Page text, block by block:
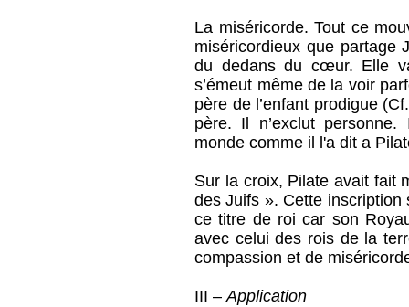
La miséricorde. Tout ce
miséricordieux que partage
du dedans du cœur. Elle
s’émeut même de la voir
père de l’enfant prodigue
père. Il n’exclut
monde comme il l'a dit a
Sur la croix, Pilate avait fait
des Juifs ». Cette
ce titre de roi car son
avec celui des rois de la
compassion et de
III –Application